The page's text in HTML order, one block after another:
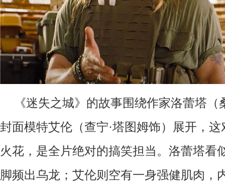
《迷失之城》的故事围绕作家洛蕾塔
封面模特艾伦（查宁·塔图姆饰）展开，
火花，是全片绝对的搞笑担当。洛蕾塔看
脚频出乌龙；艾伦则空有一身强健肌肉，